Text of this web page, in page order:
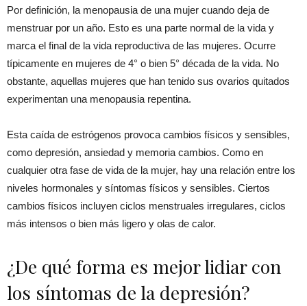
Por definición, la menopausia de una mujer cuando deja de
menstruar por un año. Esto es una parte normal de la vida y
marca el final de la vida reproductiva de las mujeres. Ocurre
típicamente en mujeres de 4° o bien 5° década de la vida. No
obstante, aquellas mujeres que han tenido sus ovarios quitados
experimentan una menopausia repentina.
Esta caída de estrógenos provoca cambios físicos y sensibles,
como depresión, ansiedad y memoria cambios. Como en
cualquier otra fase de vida de la mujer, hay una relación entre los
niveles hormonales y síntomas físicos y sensibles. Ciertos
cambios físicos incluyen ciclos menstruales irregulares, ciclos
más intensos o bien más ligero y olas de calor.
¿De qué forma es mejor lidiar con
los síntomas de la depresión?